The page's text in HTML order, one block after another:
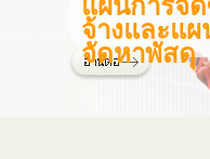
แผนการจั
จ้างและแผ
จัดหาพัสดุ